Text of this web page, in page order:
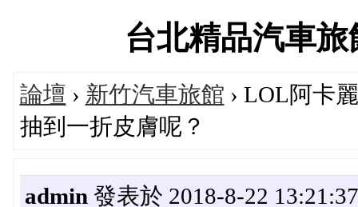
台北精品汽車
論壇 › 新竹汽車旅館 › LOL阿卡
抽到一折皮膚呢？
admin 發表於 2018-8-22 13:21:37